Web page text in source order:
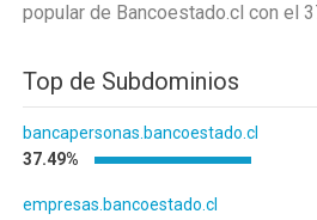
popular de Bancoestado.cl con el
Top de Subdominios
bancapersonas.bancoestado.cl
37.49%
empresas.bancoestado.cl